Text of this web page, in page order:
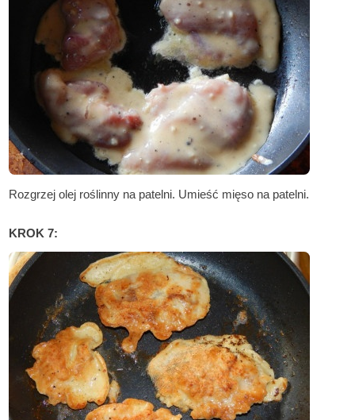
Rozgrzej olej roślinny na patelni. Umieść mięso na patelni.
KROK 7: